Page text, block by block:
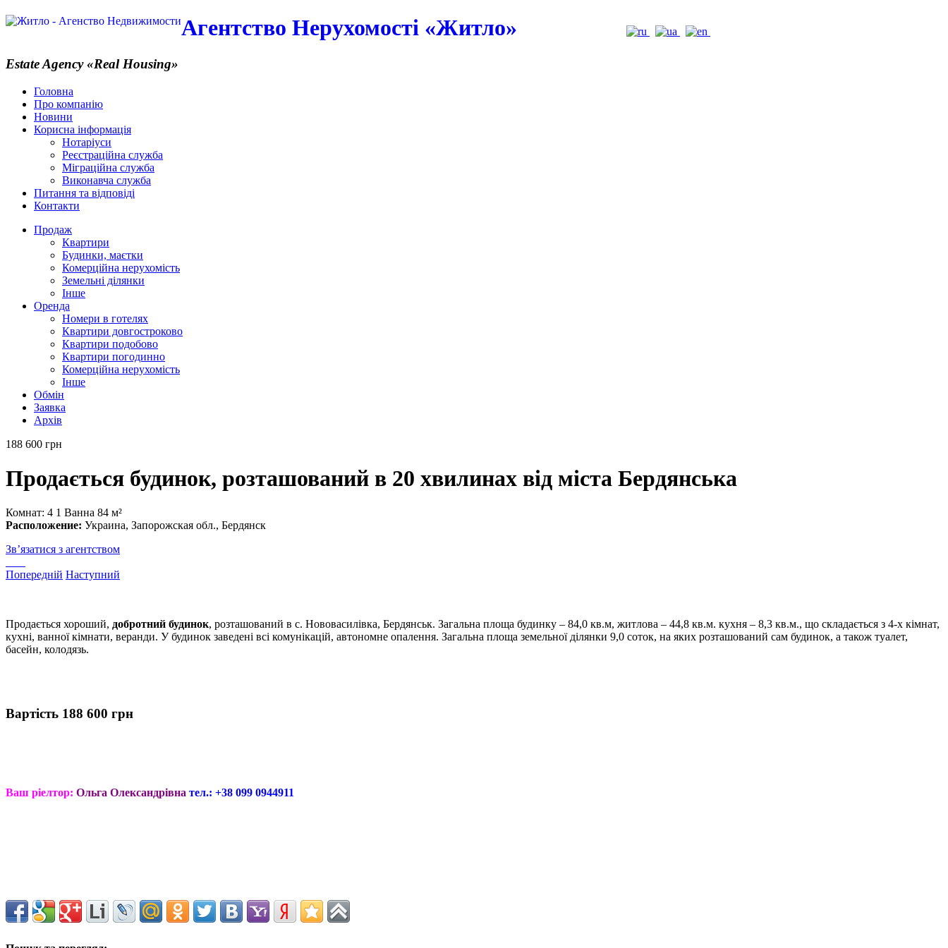
Агентство Нерухомості «Житло»
Estate Agency«Real Housing»
Головна
Про компанію
Новини
Корисна інформація
Нотаріуси
Реєстраційна служба
Міграційна служба
Виконавча служба
Питання та відповіді
Контакти
Продаж
Квартири
Будинки, маєтки
Комерційна нерухомість
Земельні ділянки
Інше
Оренда
Номери в готелях
Квартири довгостроково
Квартири подобово
Квартири погодинно
Комерційна нерухомість
Інше
Обмін
Заявка
Архів
188 600 грн
Продається будинок, розташований в 20 хвилинах від міста Бердянська
Комнат: 4 1 Ванна 84 м²
Расположение: Украина, Запорожская обл., Бердянск
Зв’язатися з агентством
Попередній Наступний
Продається хороший, добротний будинок, розташований в с. Нововасилівка, Бердянськ. Загальна площа будинку – 84,0 кв.м, житлова – 44,8 кв.м. кухня – 8,3 кв.м., що складається з 4-х кімнат,
кухні, ванної кімнати, веранди. У будинок заведені всі комунікацій, автономне опалення. Загальна площа земельної ділянки 9,0 соток, на яких розташований сам будинок, а також туалет,
басейн, колодязь.
Вартість 188 600 грн
Ваш ріелтор: Ольга Олександрівна тел.: +38 099 0944911